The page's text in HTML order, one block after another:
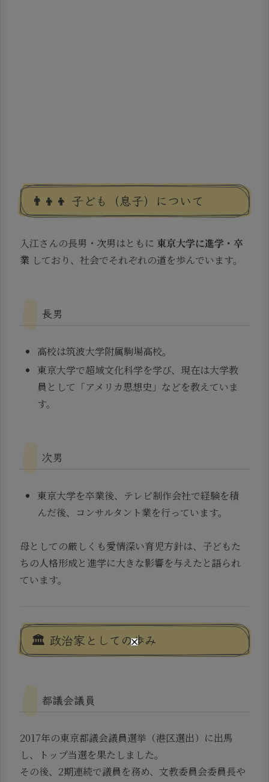
👨‍👦‍👦 子ども（息子）について
入江さんの長男・次男はともに 東京大学に進学・卒
業 しており、社会でそれぞれの道を歩んでいます。
長男
高校は筑波大学附属駒場高校。
東京大学で超域文化科学を学び、現在は大学教
員として「アメリカ思想史」などを教えていま
す。
次男
東京大学を卒業後、テレビ制作会社で経験を積
んだ後、コンサルタント業を行っています。
母としての厳しくも愛情深い育児方針は、子どもた
ちの人格形成と進学に大きな影響を与えたと語られ
ています。
🏛️ 政治家としての歩み
都議会議員
2017年の東京都議会議員選挙（港区選出）に出馬
し、トップ当選を果たしました。
その後、2期連続で議員を務め、文教委員会委員長や